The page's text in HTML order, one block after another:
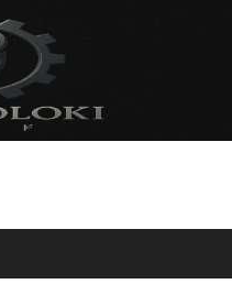
Gaming
Klassiker.